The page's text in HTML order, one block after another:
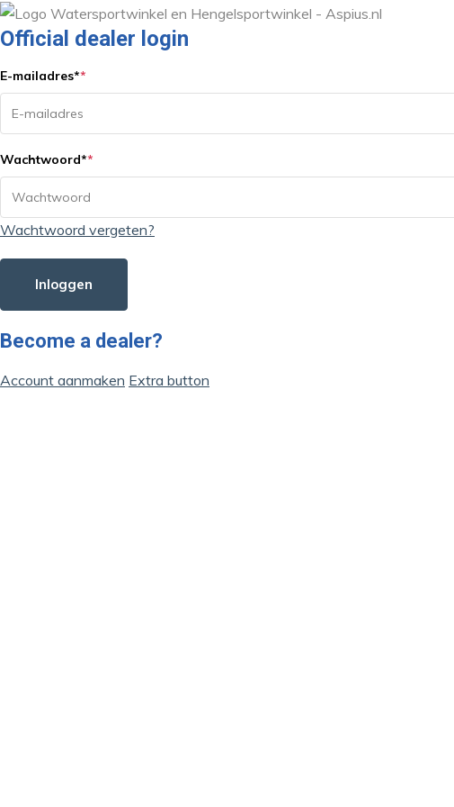
Official dealer login
E-mailadres**
Wachtwoord**
Wachtwoord vergeten?
Inloggen
Become a dealer?
Account aanmaken Extra button